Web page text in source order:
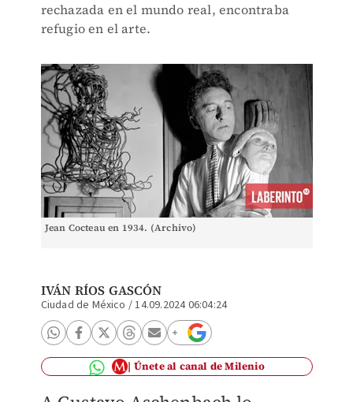
rechazada en el mundo real, encontraba
refugio en el arte.
Jean Cocteau en 1934. (Archivo)
IVÁN RÍOS GASCÓN
Ciudad de México /14.09.2024 06:04:24
Únete al canal de Milenio